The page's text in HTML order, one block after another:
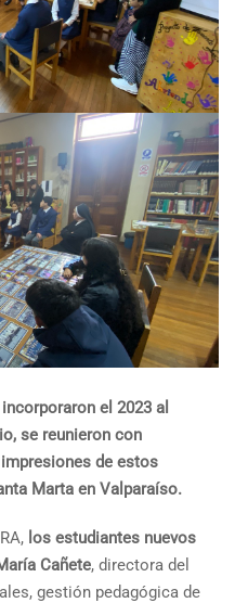
el 2023 al
se reunieron con
de estos
Marta en Valparaíso.
los estudiantes nuevos
Cañete, directora del
gestión pedagógica de